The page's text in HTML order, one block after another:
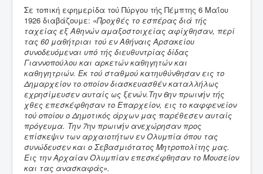
Σε τοπική εφημερίδα τού Πύργου τής Πέμπτης 6 Μαΐου
1926 διαβάζουμε: «Προχθές το εσπέρας διά τής
ταχείας εξ Αθηνών αμαξοστοιχείας αφίχθησαν, περί
τας 60 μαθήτριαι τού εν Αθήναις Αρσακείου
συνοδευόμεναι υπό τής διευθυντρίας δίδας
Γιαννοπούλου και αρκετών καθηγητών και
καθηγητριών. Εκ τού σταθμού κατηυθύνθησαν εις το
Δημαρχείον το οποίον διασκευασθέν καταλλήλως
εχρησίμευσεν αυταίς ως ξενών.Την 6ην πρωινήν τής
χθες επεσκέφθησαν το Επαρχείον, εις το καφφενείον
τού οποίου ο Δημοτικός άρχων μας παρέθεσεν αυταίς
πρόγευμα. Την 7ην πρωινήν ανεχώρησαν προς
επίσκεψιν των αρχαιοτήτων εν Ολυμπία όπου τας
συνώδευσεν και ο Σεβασμιότατος Μητροπολίτης μας.
Εις την Αρχαίαν Ολυμπίαν επεσκέφθησαν το Μουσείον
και τας ανασκαφάς».